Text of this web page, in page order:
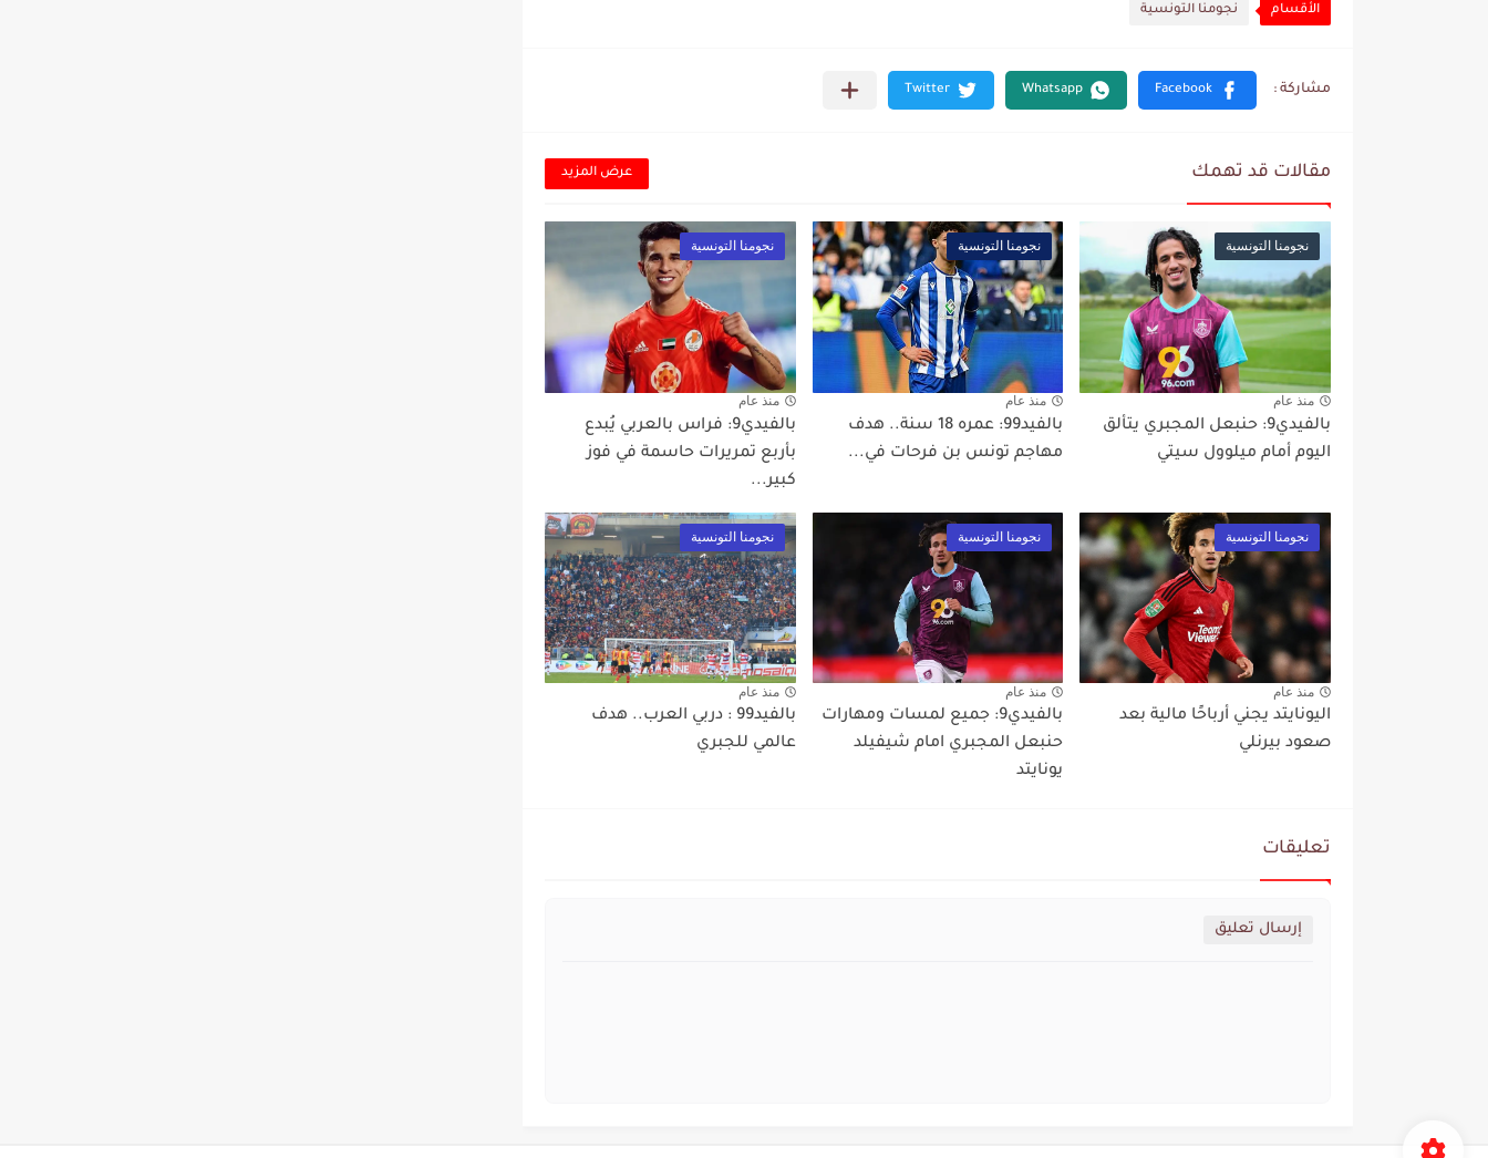
الأقسام نجومنا التونسية
مقالات قد تهمك عرض المزيد
نجومنا التونسية
منذ عام
بالفيدي9: حنبعل المجبري يتألق
اليوم أمام ميلوول سيتي
نجومنا التونسية
منذ عام
بالفيد99: عمره 18 سنة.. هدف
مهاجم تونس بن فرحات في...
نجومنا التونسية
منذ عام
بالفيدي9: فراس بالعربي يُبدع
بأربع تمريرات حاسمة في فوز
كبير...
نجومنا التونسية
منذ عام
اليونايتد يجني أرباحًا مالية بعد
صعود بيرنلي
نجومنا التونسية
منذ عام
بالفيدي9: جميع لمسات ومهارات
حنبعل المجبري امام شيفيلد
يونايتد
نجومنا التونسية
منذ عام
بالفيد99 : دربي العرب.. هدف
عالمي للجبري
تعليقات
إرسال تعليق